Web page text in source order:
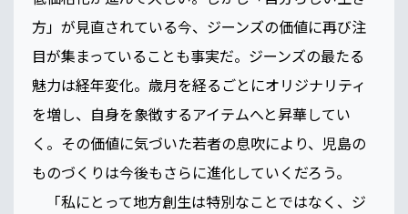
方」が見直されている今、ジーンズの価値に再び注
目が集まっていることも事実だ。ジーンズの最たる
魅力は経年変化。歳月を経るごとにオリジナリティ
を増し、自身を象徴するアイテムへと昇華してい
く。その価値に気づいた若者の息吹により、児島の
ものづくりは今後もさらに進化していくだろう。
「私にとって地方創生は特別なことではなく、ジ